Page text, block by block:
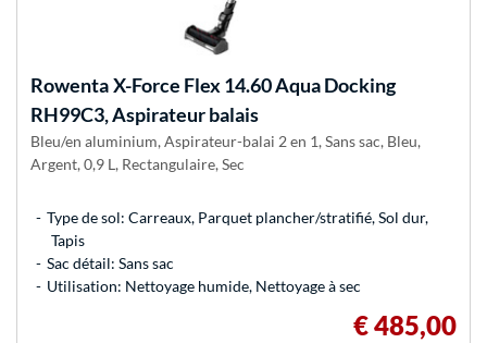
RowentaX-Force Flex 14.60 Aqua Docking
RH99C3, Aspirateur balais
Bleu/en aluminium, Aspirateur-balai 2 en 1, Sans sac, Bleu,
Argent, 0,9 L, Rectangulaire, Sec
Type de sol: Carreaux, Parquet plancher/stratifié, Sol dur,
Tapis
Sac détail: Sans sac
Utilisation: Nettoyage humide, Nettoyage à sec
€ 485,00